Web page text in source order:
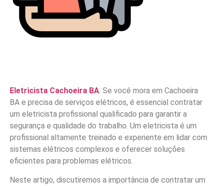
Eletricista Cachoeira BA: Se você mora em Cachoeira
BA e precisa de serviços elétricos, é essencial contratar
um eletricista profissional qualificado para garantir a
segurança e qualidade do trabalho. Um eletricista é um
profissional altamente treinado e experiente em lidar com
sistemas elétricos complexos e oferecer soluções
eficientes para problemas elétricos.
Neste artigo, discutiremos a importância de contratar um